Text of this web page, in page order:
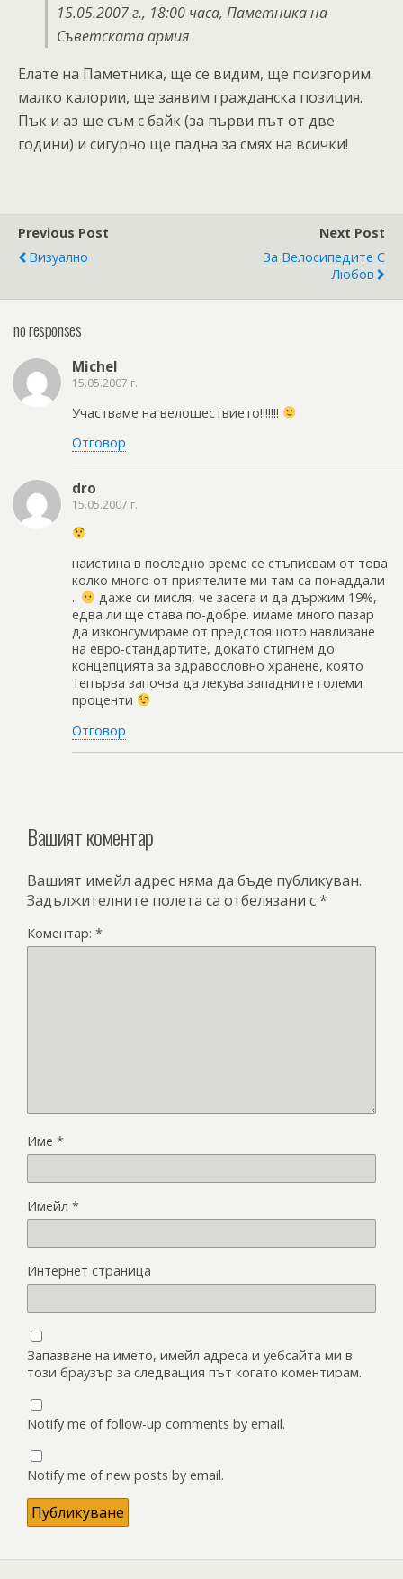
15.05.2007 г., 18:00 часа, Паметника на
Съветската армия
Елате на Паметника, ще се видим, ще поизгорим
малко калории, ще заявим гражданска позиция.
Пък и аз ще съм с байк (за първи път от две
години) и сигурно ще падна за смях на всички!
Previous Post
Визуално
Next Post
За Велосипедите С
Любов
no responses
Michel
15.05.2007 г.
Участваме на велошествието!!!!!!!
Отговор
dro
15.05.2007 г.
наистина в последно време се стъписвам от това
колко много от приятелите ми там са понаддали
..
даже си мисля, че засега и да държим 19%,
едва ли ще става по-добре. имаме много пазар
да изконсумираме от предстоящото навлизане
на евро-стандартите, докато стигнем до
концепцията за здравословно хранене, която
тепърва започва да лекува западните големи
проценти
Отговор
Вашият коментар
Вашият имейл адрес няма да бъде публикуван.
Задължителните полета са отбелязани с*
Коментар: *
Име *
Имейл *
Интернет страница
Запазване на името, имейл адреса и уебсайта ми в
този браузър за следващия път когато коментирам.
Notify me of follow-up comments by email.
Notify me of new posts by email.